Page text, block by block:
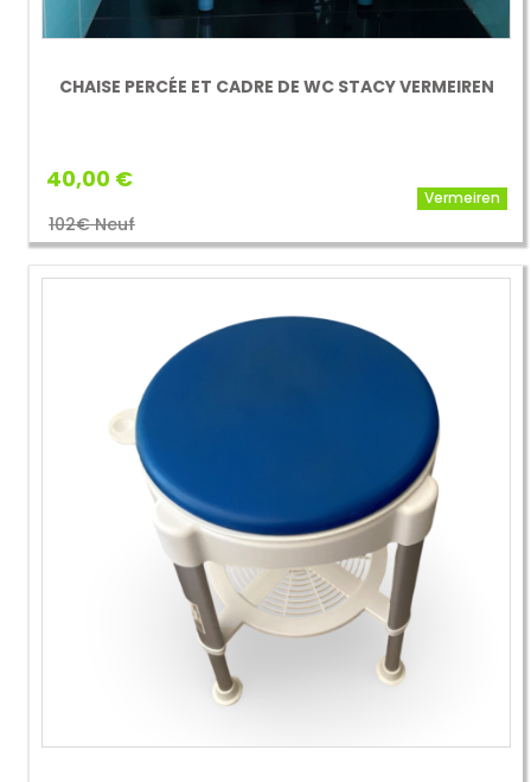
CHAISE PERCÉE ET CADRE DE WC STACY VERMEIREN
40,00 €
102€ Neuf
Vermeiren